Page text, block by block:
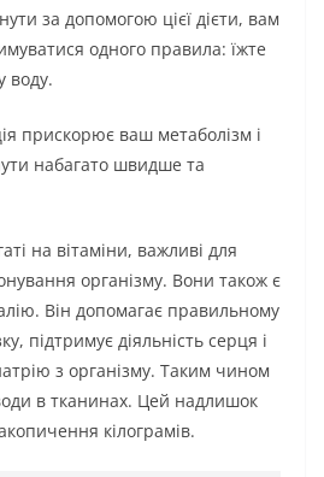
за допомогою цієї дієти, вам
одного правила: їжте
воду.
прискорює ваш метаболізм і
набагато швидше та
на вітаміни, важливі для
організму. Вони також є
Він допомагає правильному
підтримує діяльність серця і
з організму. Таким чином
в тканинах. Цей надлишок
кілограмів.